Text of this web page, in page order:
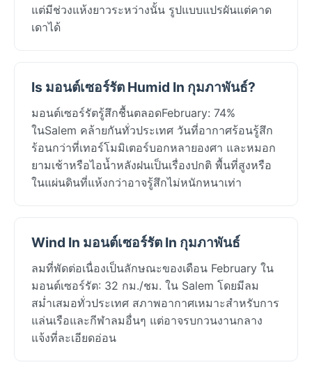
แต่มีช่วงแห้งยาวระหว่างนั้น รูปแบบแปรผันแต่คาด
เดาได้
Is มอนต์เซอร์รัต Humid In กุมภาพันธ์?
มอนต์เซอร์รัตรู้สึกชื้นตลอดFebruary: 74%
ในSalem คล้ายกันทั่วประเทศ วันที่อากาศร้อนรู้สึก
ร้อนกว่าที่เทอร์โมมิเตอร์บอกหลายองศา และหมอก
ยามเช้าหรือไอน้ำหลังฝนเป็นเรื่องปกติ พื้นที่สูงหรือ
ในแผ่นดินที่แห้งกว่าอาจรู้สึกไม่หนักหนาเท่า
Wind In มอนต์เซอร์รัต In กุมภาพันธ์
ลมที่พัดต่อเนื่องเป็นลักษณะของเดือน February ใน
มอนต์เซอร์รัต: 32 กม./ชม. ใน Salem โดยมีลม
สม่ำเสมอทั่วประเทศ สภาพอากาศเหมาะสำหรับการ
แล่นเรือและกีฬาลมอื่นๆ แต่อาจรบกวนงานกลาง
แจ้งที่ละเอียดอ่อน